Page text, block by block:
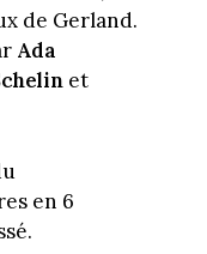
de Gerland.
Ada
et
en 6